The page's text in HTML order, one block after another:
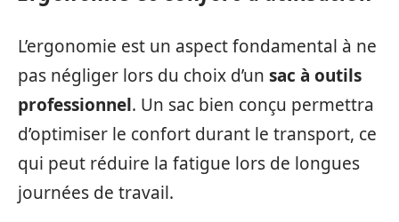
L’ergonomie est un aspect fondamental à ne
pas négliger lors du choix d’un sac à outils
professionnel. Un sac bien conçu permettra
d’optimiser le confort durant le transport, ce
qui peut réduire la fatigue lors de longues
journées de travail.